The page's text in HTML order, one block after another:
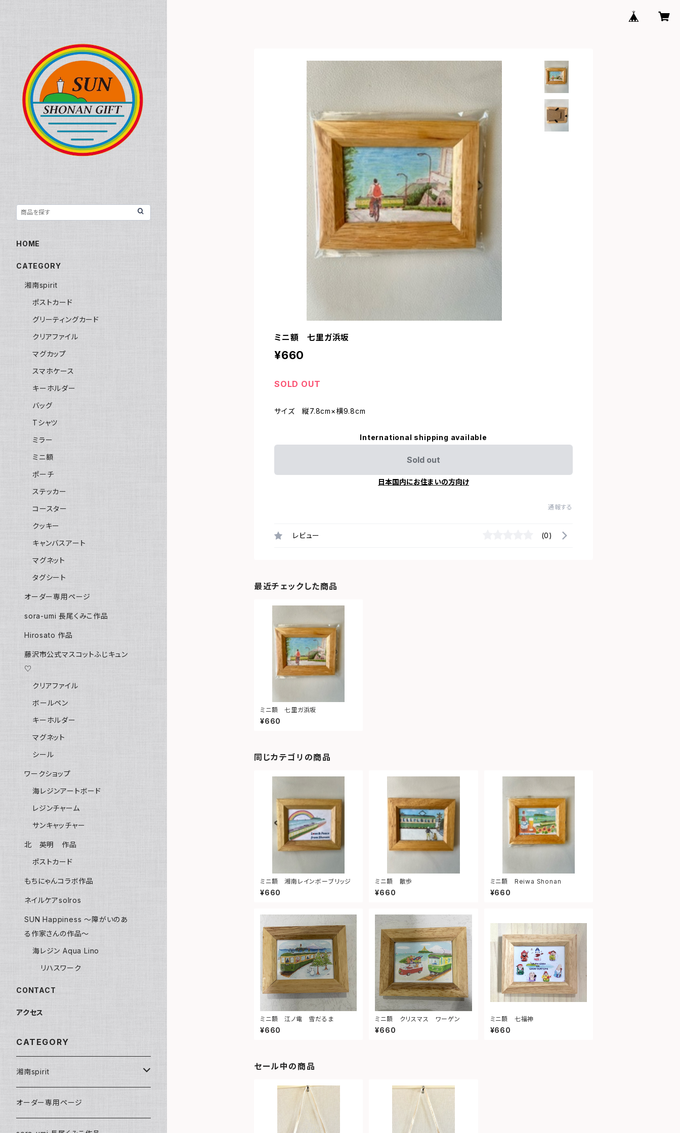
ミニ額 七里ガ浜坂
¥660
SOLD OUT
サイズ 縦7.8cm×横9.8cm
International shipping available
Sold out
日本国内にお住まいの方向け
通報する
レビュー (0)
最近チェックした商品
ミニ額 七里ガ浜坂
¥660
同じカテゴリの商品
ミニ額 湘南レインボーブリッジ
¥660
ミニ額 散歩
¥660
ミニ額 Reiwa Shonan
¥660
ミニ額 江ノ電 雪だるま
¥660
ミニ額 クリスマス ワーゲン
¥660
ミニ額 七福神
¥660
セール中の商品
HOME
CATEGORY
湘南spirit
ポストカード
グリーティングカード
クリアファイル
マグカップ
スマホケース
キーホルダー
バッグ
Tシャツ
ミラー
ミニ額
ポーチ
ステッカー
コースター
クッキー
キャンバスアート
マグネット
タグシート
オーダー専用ページ
sora-umi 長尾くみこ作品
Hirosato 作品
藤沢市公式マスコットふじキュン
♡
クリアファイル
ボールペン
キーホルダー
マグネット
シール
ワークショップ
海レジンアートボード
レジンチャーム
サンキャッチャー
北 英明 作品
ポストカード
もちにゃんコラボ作品
ネイルケアsolros
SUN Happiness ～障がいのあ
る作家さんの作品～
海レジン Aqua Lino
リハスワーク
CONTACT
アクセス
CATEGORY
湘南spirit
ポストカード
オーダー専用ページ